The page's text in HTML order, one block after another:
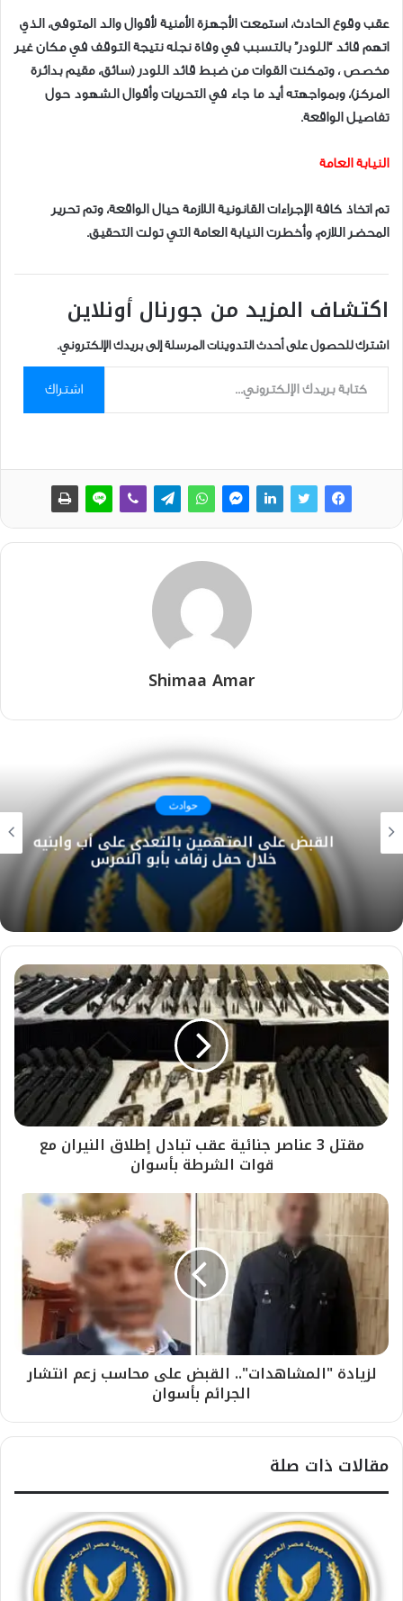
عقب وقوع الحادث، استمعت الأجهزة الأمنية لأقوال والد المتوفى، الذي
اتهم قائد “اللودر” بالتسبب في وفاة نجله نتيجة التوقف في مكان غير
مخصص ، وتمكنت القوات من ضبط قائد اللودر (سائق، مقيم بدائرة
المركز)، وبمواجهته أيد ما جاء في التحريات وأقوال الشهود حول
تفاصيل الواقعة.
النيابة العامة
تم اتخاذ كافة الإجراءات القانونية اللازمة حيال الواقعة، وتم تحرير
المحضر اللازم، وأخطرت النيابة العامة التي تولت التحقيق.
اكتشاف المزيد من جورنال أونلاين
اشترك للحصول على أحدث التدوينات المرسلة إلى بريدك الإلكتروني.
كتابة بريدك الإلكتروني...
اشتراك
Shimaa Amar
حوادث
القبض على المتهمين بالتعدي على أب وابنيه
خلال حفل زفاف بأبو النمرس
مقتل 3 عناصر جنائية عقب تبادل إطلاق النيران مع
قوات الشرطة بأسوان
لزيادة "المشاهدات".. القبض على محاسب زعم انتشار
الجرائم بأسوان
مقالات ذات صلة